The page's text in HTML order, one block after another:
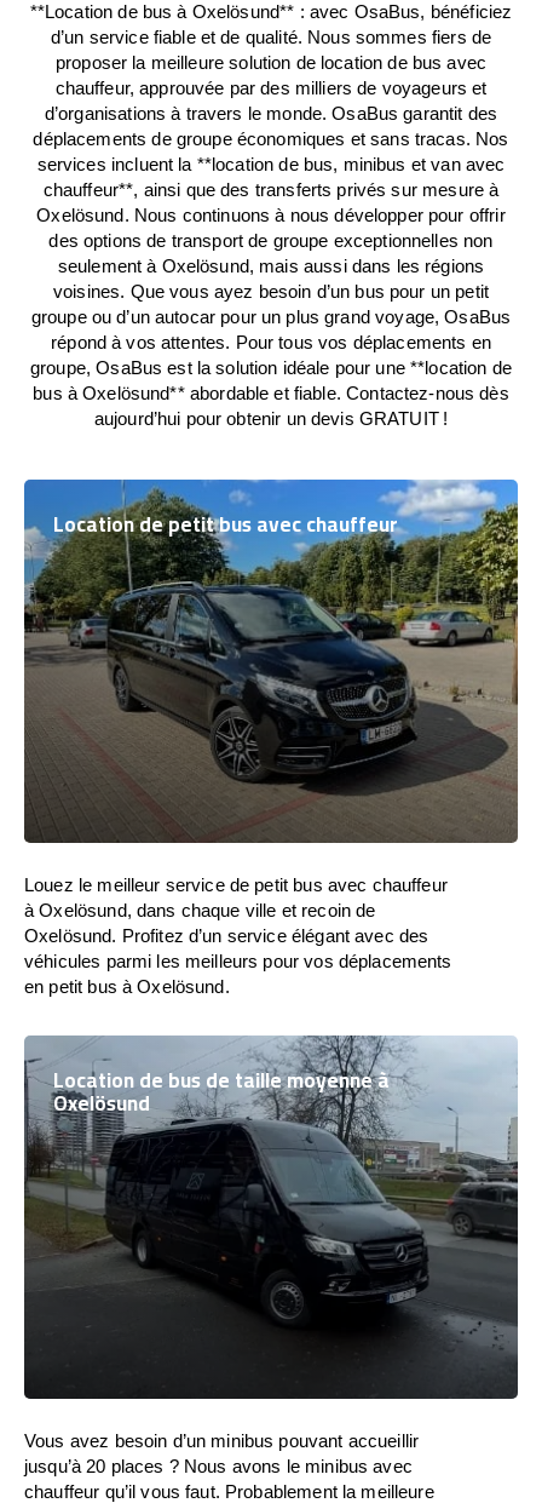
**Location de bus à Oxelösund** : avec OsaBus, bénéficiez
d’un service fiable et de qualité. Nous sommes fiers de
proposer la meilleure solution de location de bus avec
chauffeur, approuvée par des milliers de voyageurs et
d’organisations à travers le monde. OsaBus garantit des
déplacements de groupe économiques et sans tracas. Nos
services incluent la **location de bus, minibus et van avec
chauffeur**, ainsi que des transferts privés sur mesure à
Oxelösund. Nous continuons à nous développer pour offrir
des options de transport de groupe exceptionnelles non
seulement à Oxelösund, mais aussi dans les régions
voisines. Que vous ayez besoin d’un bus pour un petit
groupe ou d’un autocar pour un plus grand voyage, OsaBus
répond à vos attentes. Pour tous vos déplacements en
groupe, OsaBus est la solution idéale pour une **location de
bus à Oxelösund** abordable et fiable. Contactez-nous dès
aujourd’hui pour obtenir un devis GRATUIT !
Location de petit bus avec chauffeur
Louez le meilleur service de petit bus avec chauffeur
à Oxelösund, dans chaque ville et recoin de
Oxelösund. Profitez d’un service élégant avec des
véhicules parmi les meilleurs pour vos déplacements
en petit bus à Oxelösund.
Location de bus de taille moyenne à
Oxelösund
Vous avez besoin d’un minibus pouvant accueillir
jusqu’à 20 places ? Nous avons le minibus avec
chauffeur qu’il vous faut. Probablement la meilleure